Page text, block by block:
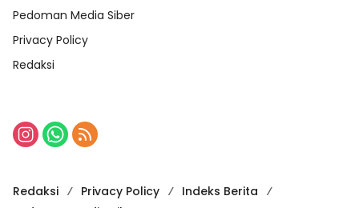
Pedoman Media Siber
Privacy Policy
Redaksi
Redaksi Privacy Policy
Indeks Berita